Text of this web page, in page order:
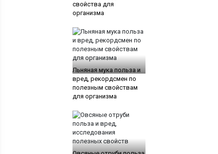
свойства для
организма
Льняная мука польза и
вред, рекордсмен по
полезным свойствам
для организма